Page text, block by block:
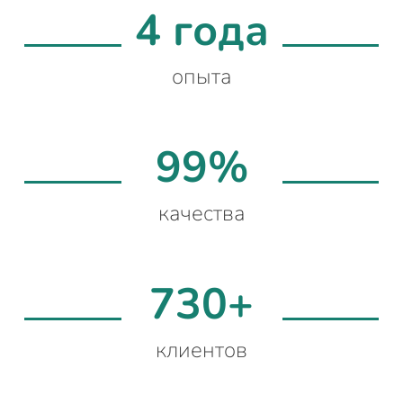
4 года
опыта
99%
качества
730+
клиентов